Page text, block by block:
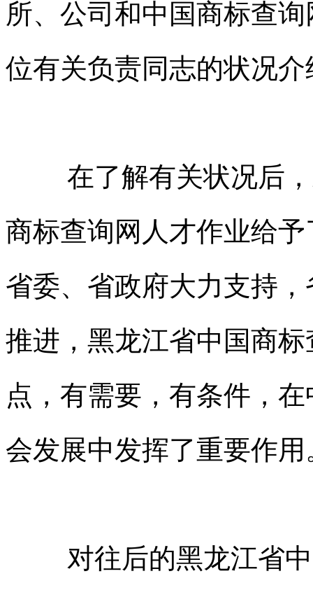
所、公司和中国商标查询
位有关负责同志的状况介
在了解有关状况后
商标查询网 人才作业给
省委、省政府大力支持
推进，黑龙江省中国商
点，有需要，有条件，在
会发展中发挥了重要作用
对往后的黑龙江省